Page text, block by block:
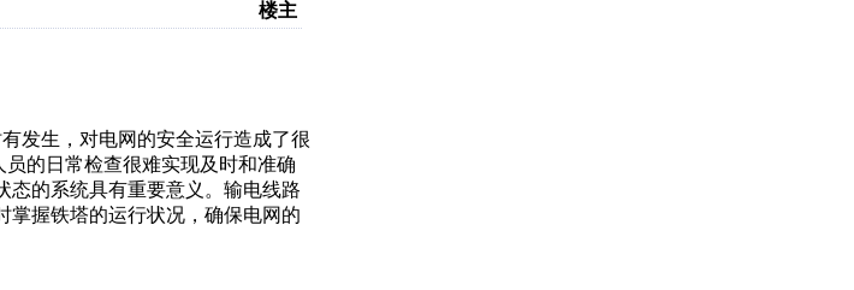
楼主
发生，对电网的安全运行造成了很
的日常检查很难实现及时和准确
态的系统具有重要意义。输电线路
掌握铁塔的运行状况，确保电网的